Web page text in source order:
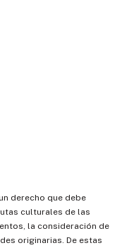
derecho que debe
culturales de las
la consideración de
originarias. De estas